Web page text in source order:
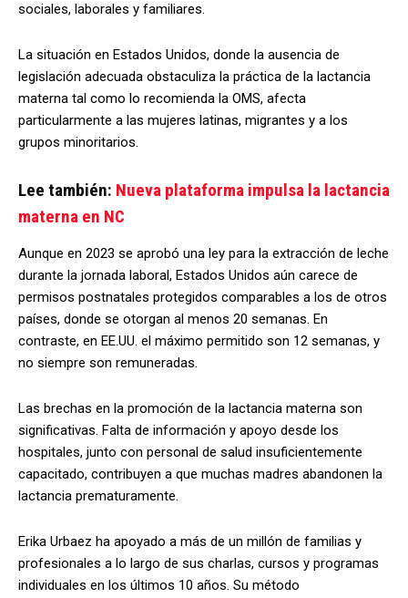
sociales, laborales y familiares.
La situación en Estados Unidos, donde la ausencia de
legislación adecuada obstaculiza la práctica de la lactancia
materna tal como lo recomienda la OMS, afecta
particularmente a las mujeres latinas, migrantes y a los
grupos minoritarios.
Lee también: Nueva plataforma impulsa la lactancia
materna en NC
Aunque en 2023 se aprobó una ley para la extracción de leche
durante la jornada laboral, Estados Unidos aún carece de
permisos postnatales protegidos comparables a los de otros
países, donde se otorgan al menos 20 semanas. En
contraste, en EE.UU. el máximo permitido son 12 semanas, y
no siempre son remuneradas.
Las brechas en la promoción de la lactancia materna son
significativas. Falta de información y apoyo desde los
hospitales, junto con personal de salud insuficientemente
capacitado, contribuyen a que muchas madres abandonen la
lactancia prematuramente.
Erika Urbaez ha apoyado a más de un millón de familias y
profesionales a lo largo de sus charlas, cursos y programas
individuales en los últimos 10 años. Su método